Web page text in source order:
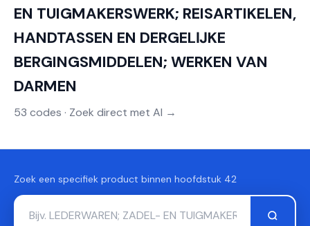
EN TUIGMAKERSWERK; REISARTIKELEN,
HANDTASSEN EN DERGELĲKE
BERGINGSMIDDELEN; WERKEN VAN
DARMEN
53 codes · Zoek direct met AI →
Zoek een specifiek product binnen hoofdstuk 42